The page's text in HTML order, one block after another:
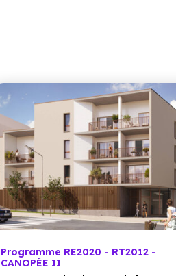
Programme RE2020 - RT2012 -
CANOPÉE II